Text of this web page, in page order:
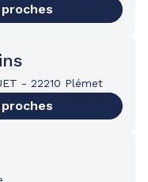
- 22210 Plémet